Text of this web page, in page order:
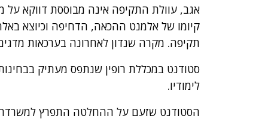
אגב, עוולת התקיפה אינה מבוססת דווקא על
קיומו של אלמנט ההכאה, הדחיפה וכיוצא
תקיפה. מקרה שנדון לאחרונה בערכאות
סטודנט במכללת רופין שנתפס מעתיק
לימודיו.
הסטודנט שזעם על ההחלטה התפרץ